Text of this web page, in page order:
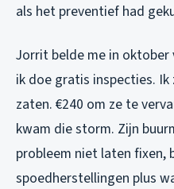
als het preventief had
Jorrit belde me in oktober
ik doe gratis inspecties.
zaten. €240 om ze te
kwam die storm. Zijn
probleem niet laten fixen,
spoedherstellingen plus